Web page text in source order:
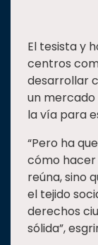
El tesista y
centros
desarrollar
un mercado
la vía para
“Pero ha
cómo hacer
reúna, sino
el tejido
derechos
sólida”,